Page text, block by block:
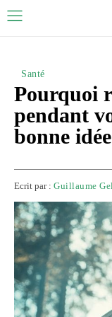
Santé
Pourquoi
pendant
bonne idée
Ecrit par : Guillaume